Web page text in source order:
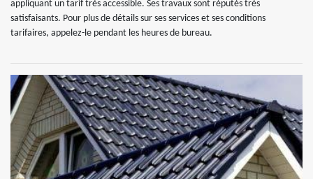
appliquant un tarif très accessible. Ses travaux sont réputés très
satisfaisants. Pour plus de détails sur ses services et ses conditions
tarifaires, appelez-le pendant les heures de bureau.